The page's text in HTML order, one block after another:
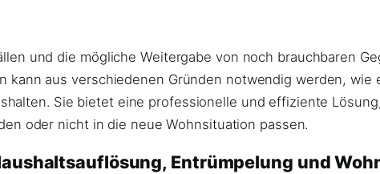
und die mögliche Weitergabe von noch brauchbaren
aus verschiedenen Gründen notwendig werden, wie
Sie bietet eine professionelle und effiziente
oder nicht in die neue Wohnsituation passen.
Entrümpelung und